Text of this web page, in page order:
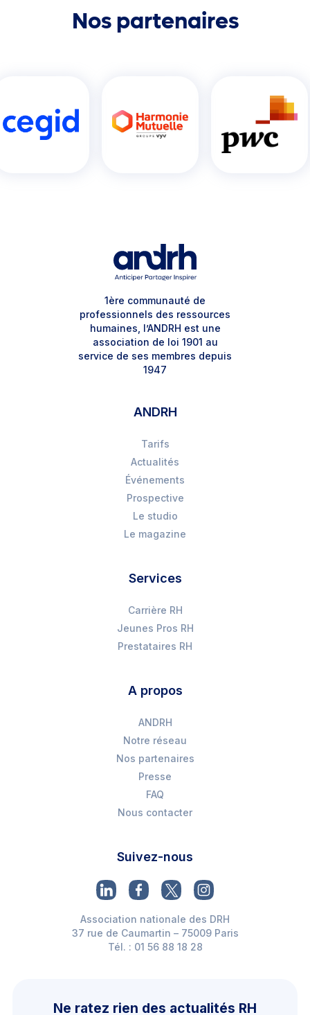
Nos partenaires
1ère communauté de
professionnels des ressources
humaines, l’ANDRH est une
association de loi 1901 au
service de ses membres depuis
1947
ANDRH
Tarifs
Actualités
Événements
Prospective
Le studio
Le magazine
Services
Carrière RH
Jeunes Pros RH
Prestataires RH
A propos
ANDRH
Notre réseau
Nos partenaires
Presse
FAQ
Nous contacter
Suivez-nous
Association nationale des DRH
37 rue de Caumartin – 75009 Paris
Tél. : 01 56 88 18 28
Ne ratez rien des actualités RH